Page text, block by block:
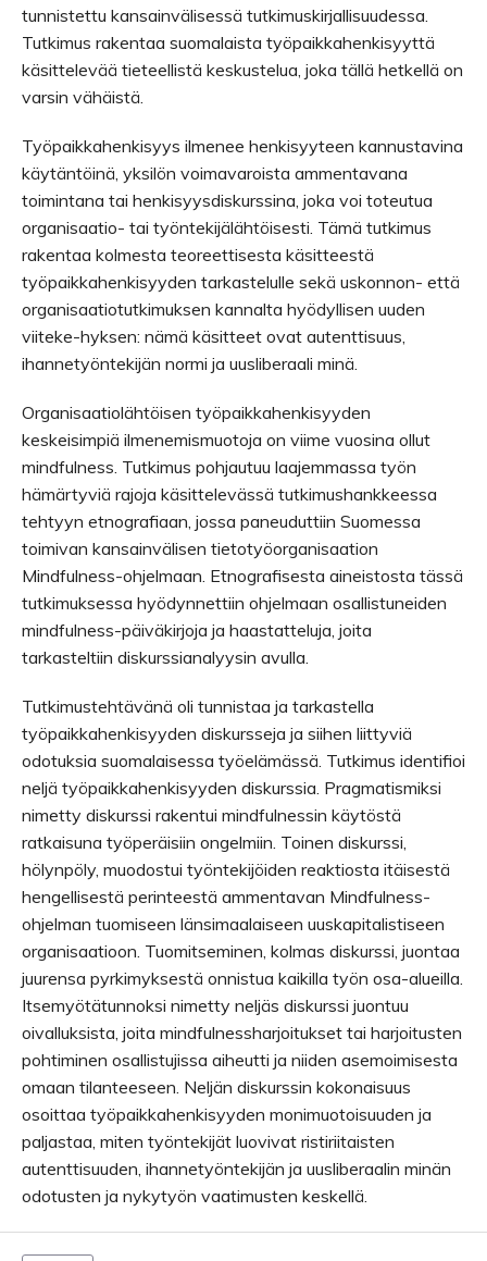
tunnistettu kansainvälisessä tutkimuskirjallisuudessa.
Tutkimus rakentaa suomalaista työpaikkahenkisyyttä
käsittelevää tieteellistä keskustelua, joka tällä hetkellä on
varsin vähäistä.
Työpaikkahenkisyys ilmenee henkisyyteen kannustavina
käytäntöinä, yksilön voimavaroista ammentavana
toimintana tai henkisyysdiskurssina, joka voi toteutua
organisaatio- tai työntekijälähtöisesti. Tämä tutkimus
rakentaa kolmesta teoreettisesta käsitteestä
työpaikkahenkisyyden tarkastelulle sekä uskonnon- että
organisaatiotutkimuksen kannalta hyödyllisen uuden
viiteke-hyksen: nämä käsitteet ovat autenttisuus,
ihannetyöntekijän normi ja uusliberaali minä.
Organisaatiolähtöisen työpaikkahenkisyyden
keskeisimpiä ilmenemismuotoja on viime vuosina ollut
mindfulness. Tutkimus pohjautuu laajemmassa työn
hämärtyviä rajoja käsittelevässä tutkimushankkeessa
tehtyyn etnografiaan, jossa paneuduttiin Suomessa
toimivan kansainvälisen tietotyöorganisaation
Mindfulness-ohjelmaan. Etnografisesta aineistosta tässä
tutkimuksessa hyödynnettiin ohjelmaan osallistuneiden
mindfulness-päiväkirjoja ja haastatteluja, joita
tarkasteltiin diskurssianalyysin avulla.
Tutkimustehtävänä oli tunnistaa ja tarkastella
työpaikkahenkisyyden diskursseja ja siihen liittyviä
odotuksia suomalaisessa työelämässä. Tutkimus identifioi
neljä työpaikkahenkisyyden diskurssia. Pragmatismiksi
nimetty diskurssi rakentui mindfulnessin käytöstä
ratkaisuna työperäisiin ongelmiin. Toinen diskurssi,
hölynpöly, muodostui työntekijöiden reaktiosta itäisestä
hengellisestä perinteestä ammentavan Mindfulness-
ohjelman tuomiseen länsimaalaiseen uuskapitalistiseen
organisaatioon. Tuomitseminen, kolmas diskurssi, juontaa
juurensa pyrkimyksestä onnistua kaikilla työn osa-alueilla.
Itsemyötätunnoksi nimetty neljäs diskurssi juontuu
oivalluksista, joita mindfulnessharjoitukset tai harjoitusten
pohtiminen osallistujissa aiheutti ja niiden asemoimisesta
omaan tilanteeseen. Neljän diskurssin kokonaisuus
osoittaa työpaikkahenkisyyden monimuotoisuuden ja
paljastaa, miten työntekijät luovivat ristiriitaisten
autenttisuuden, ihannetyöntekijän ja uusliberaalin minän
odotusten ja nykytyön vaatimusten keskellä.